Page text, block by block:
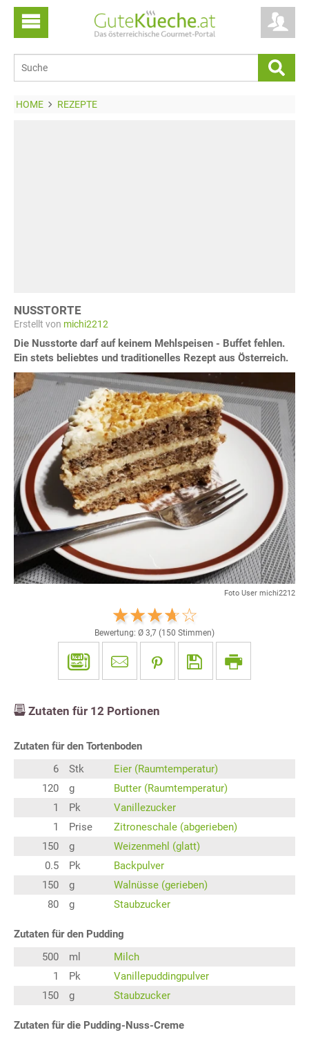
HOME REZEPTE
NUSSTORTE
Erstellt von michi2212
Die Nusstorte darf auf keinem Mehlspeisen - Buffet fehlen.
Ein stets beliebtes und traditionelles Rezept aus Österreich.
Foto User michi2212
Bewertung: Ø 3,7 (150 Stimmen)
Zutaten für 12 Portionen
Zutaten für den Tortenboden
6
Stk
Eier (Raumtemperatur)
120
g
Butter (Raumtemperatur)
1
Pk
Vanillezucker
1
Prise
Zitroneschale (abgerieben)
150
g
Weizenmehl (glatt)
0.5
Pk
Backpulver
150
g
Walnüsse (gerieben)
80
g Staubzucker
Zutaten für den Pudding
500
ml
Milch
1
Pk
Vanillepuddingpulver
150
g Staubzucker
Zutaten für die Pudding-Nuss-Creme